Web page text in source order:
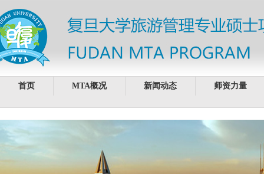
首页 MTA概况 新闻动态 师资力量